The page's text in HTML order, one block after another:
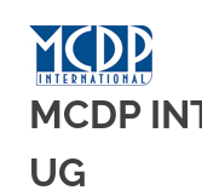
Inhalt
springen
MCDP
UG